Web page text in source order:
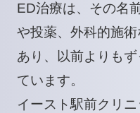
ED治療は、その名
や投薬、外科的施
あり、以前よりも
ています。
イースト駅前クリ